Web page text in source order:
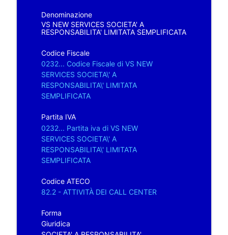
Denominazione
VS NEW SERVICES SOCIETA' A
RESPONSABILITA' LIMITATA SEMPLIFICATA
Codice Fiscale
0232... Codice Fiscale di VS NEW
SERVICES SOCIETA\' A
RESPONSABILITA\' LIMITATA
SEMPLIFICATA
Partita IVA
0232... Partita iva di VS NEW
SERVICES SOCIETA\' A
RESPONSABILITA\' LIMITATA
SEMPLIFICATA
Codice ATECO
82.2 - ATTIVITÀ DEI CALL CENTER
Forma
Giuridica